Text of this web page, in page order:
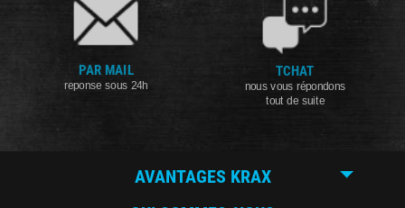
PAR MAIL
reponse sous 24h
TCHAT
nous vous répondons
tout de suite
AVANTAGES KRAX